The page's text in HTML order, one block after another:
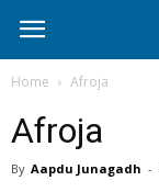
Home Afroja
Afroja
By Aapdu Junagadh -